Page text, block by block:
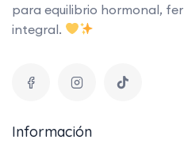
para equilibrio hormonal,
integral.
Información